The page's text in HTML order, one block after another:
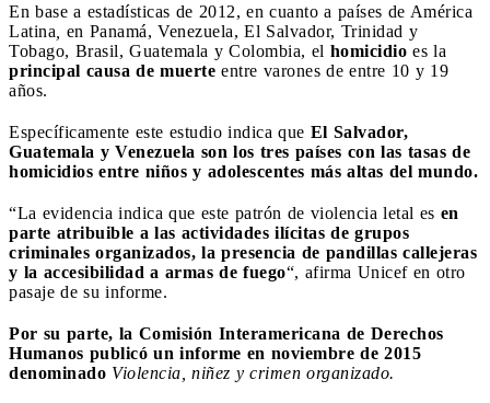
En base a estadísticas de 2012, en cuanto a países de América
Latina
en Panamá, Venezuela, El Salvador, Trinidad y
Tobago, Brasil, Guatemala y Colombia, el homicidio es la
principal causa de muerte entre varones de entre 10 y 19
años.
Específicamente este estudio indica que El Salvador,
Guatemala y Venezuela son los tres países con las tasas de
homicidios entre niños y adolescentes más altas del mundo.
“La evidencia indica que este patrón de violencia letal es en
parte atribuible a las actividades ilícitas de grupos
criminales organizados, la presencia de pandillas callejeras
y la accesibilidad a armas de fuego“, afirma Unicef en otro
pasaje de su informe.
Por su parte, la Comisión Interamericana de Derechos
Humanos publicó un informe en noviembre de 2015
denominado Violencia, niñez y crimen organizado.